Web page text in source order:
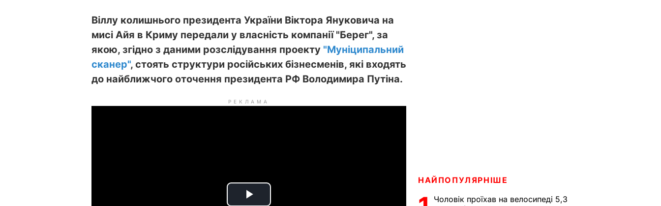
Віллу колишнього президента України Віктора Януковича на
мисі Айя в Криму передали у власність компанії "Берег", за
якою, згідно з даними розслідування проекту "Муніципальний
сканер", стоять структури російських бізнесменів, які входять
до найближчого оточення президента РФ Володимира Путіна.
РЕКЛАМА
НАЙПОПУЛЯРНІШЕ
Чоловік проїхав на велосипеді 5,3